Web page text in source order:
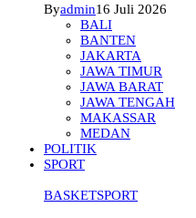
Byadmin16 Juli 2026
BALI
BANTEN
JAKARTA
JAWA TIMUR
JAWA BARAT
JAWA TENGAH
MAKASSAR
MEDAN
POLITIK
SPORT
BASKETSPORT